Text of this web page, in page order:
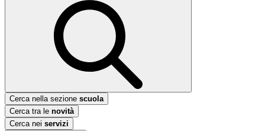
Cerca nella sezione scuola
Cerca tra le novità
Cerca nei servizi